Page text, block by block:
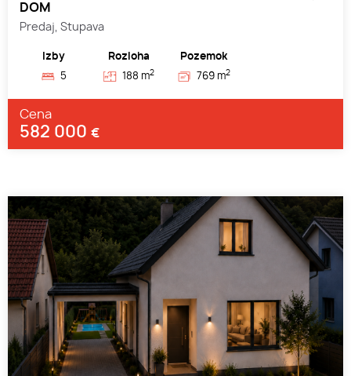
DOM
Predaj, Stupava
Izby
5
Rozloha
188 m2
Pozemok
769 m2
Cena
582 000 €